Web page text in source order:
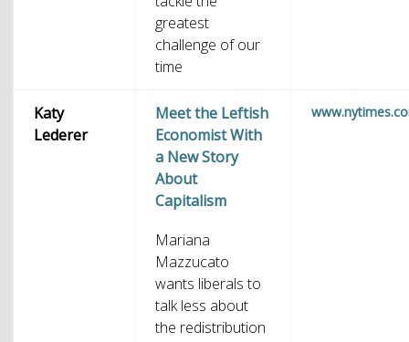
greatest
challenge of our
time
Katy
Lederer
Meet the Leftish
Economist With
a New Story
About
Capitalism
Mariana
Mazzucato
wants liberals to
talk less about
the redistribution